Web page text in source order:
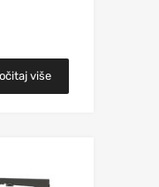
više